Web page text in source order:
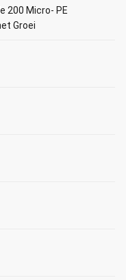
200 Micro- PE
Groei